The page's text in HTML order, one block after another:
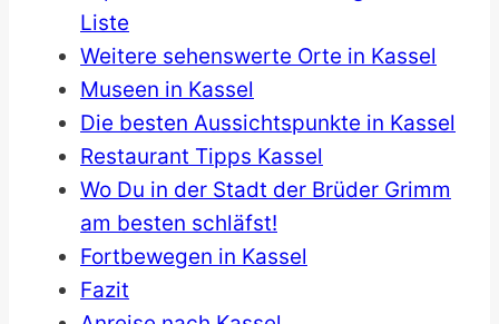
Liste
Weitere sehenswerte Orte in Kassel
Museen in Kassel
Die besten Aussichtspunkte in Kassel
Restaurant Tipps Kassel
Wo Du in der Stadt der Brüder Grimm
am besten schläfst!
Fortbewegen in Kassel
Fazit